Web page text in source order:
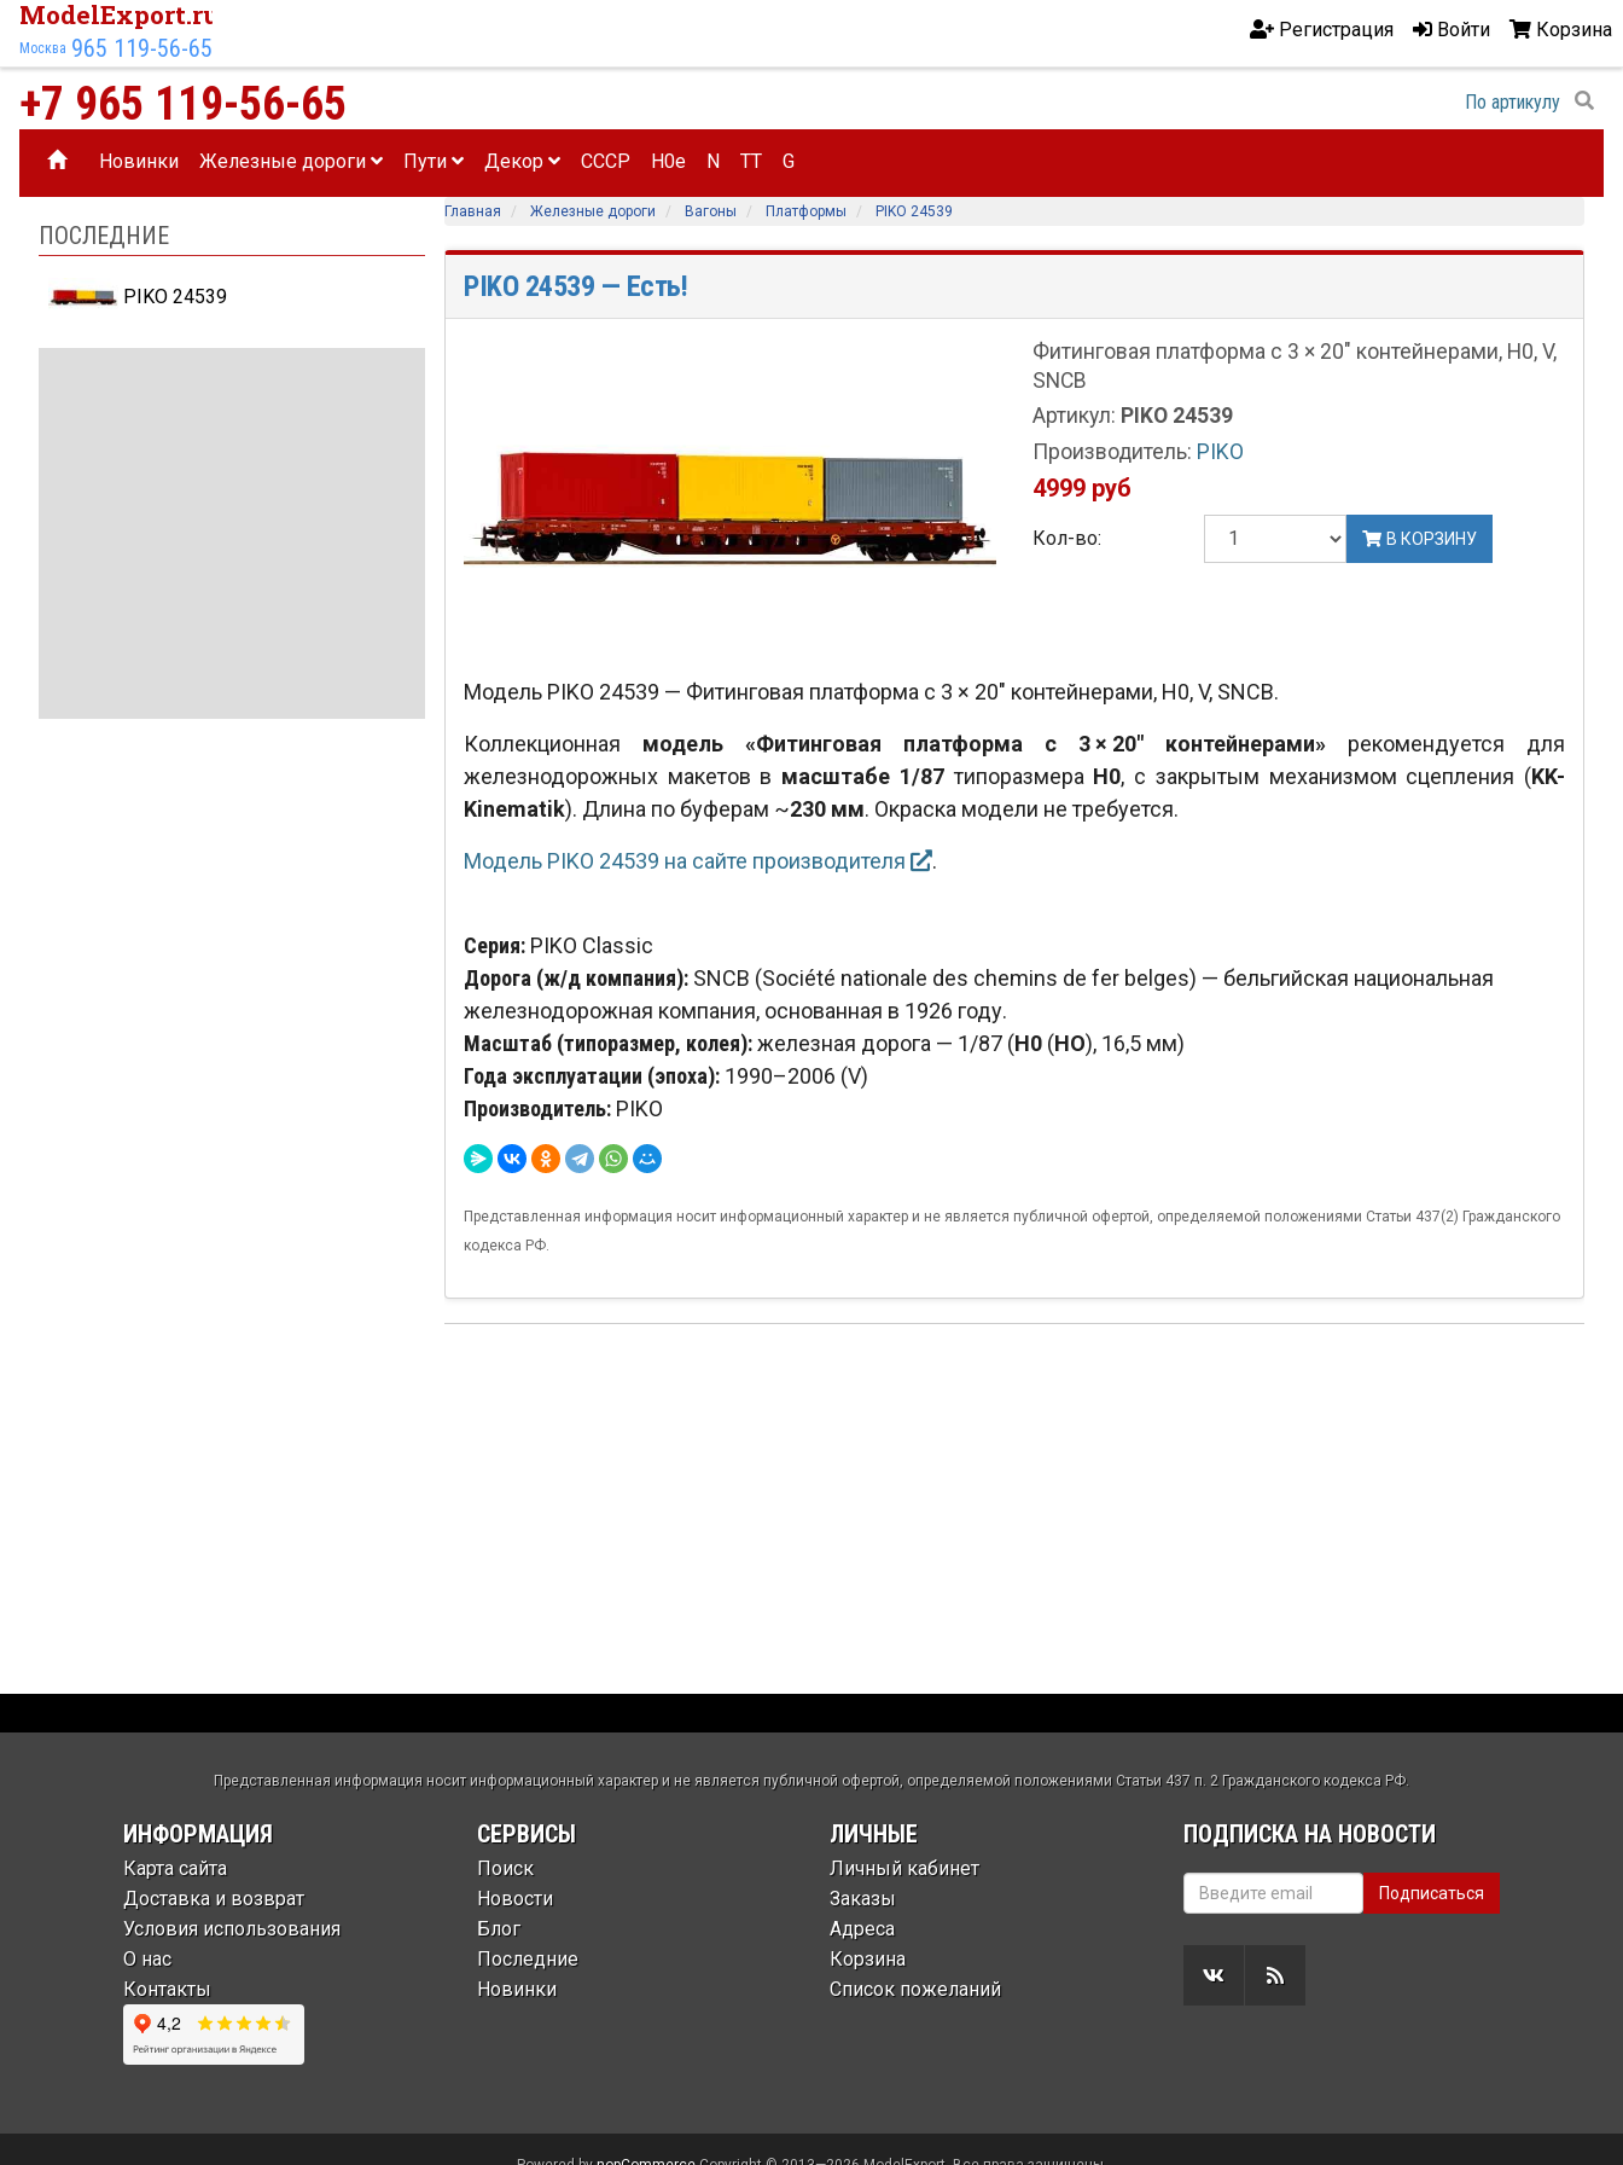
ModelExport.ru
Москва 965 119-56-65
Регистрация Войти Корзина
+7 965 119-56-65
Новинки Железные дороги Пути Декор CCCP H0e N TT G
ПОСЛЕДНИЕ
PIKO 24539
Главная Железные дороги Вагоны Платформы PIKO 24539
PIKO 24539 — Есть!
Фитинговая платформа с 3 × 20" контейнерами, H0, V,
SNCB
Артикул: PIKO 24539
Производитель: PIKO
4999 руб
Кол-во: В КОРЗИНУ
Модель PIKO 24539 — Фитинговая платформа с 3 × 20" контейнерами, H0, V, SNCB.
Коллекционная модель «Фитинговая платформа с 3 × 20" контейнерами» рекомендуется для
железнодорожных макетов в масштабе 1/87типоразмера H0, с закрытым механизмом сцепления (KK-
Kinematik). Длина по буферам ~230 мм. Окраска модели не требуется.
Модель PIKO 24539 на сайте производителя .
Серия: PIKO Classic
Дорога (ж/д компания): SNCB (Société nationale des chemins de fer belges) — бельгийская национальная
железнодорожная компания, основанная в 1926 году.
Масштаб (типоразмер, колея):железная дорога — 1/87 (H0 (HO), 16,5 мм)
Года эксплуатации (эпоха): 1990–2006 (V)
Производитель: PIKO
Представленная информация носит информационный характер и не является публичной офертой, определяемой положениями Статьи 437(2) Гражданского
кодекса РФ.
Представленная информация носит информационный характер и не является публичной офертой, определяемой положениями Статьи 437 п. 2 Гражданского кодекса РФ.
ИНФОРМАЦИЯ
Карта сайта
Доставка и возврат
Условия использования
О нас
Контакты
СЕРВИСЫ
Поиск
Новости
Блог
Последние
Новинки
ЛИЧНЫЕ
Личный кабинет
Заказы
Адреса
Корзина
Список пожеланий
ПОДПИСКА НА НОВОСТИ